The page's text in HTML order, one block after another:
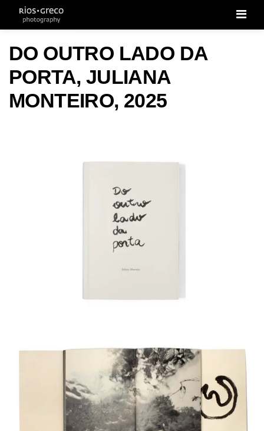
DO OUTRO LADO DA
PORTA, JULIANA
MONTEIRO, 2025